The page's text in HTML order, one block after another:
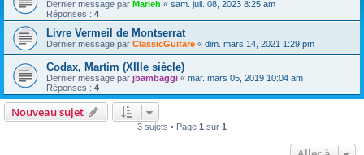
Dernier message par Marieh « sam. juil. 08, 2023 8:25 am
Réponses : 4
Livre Vermeil de Montserrat
Dernier message par ClassicGuitare « dim. mars 14, 2021 1:29 pm
Codax, Martim (XIIIe siècle)
Dernier message par jbambaggi « mar. mars 05, 2019 10:04 am
Réponses : 4
Nouveau sujet
3 sujets • Page 1 sur 1